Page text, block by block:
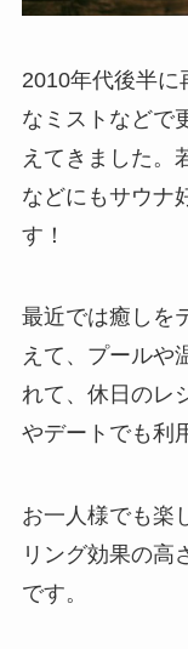
2010年代後半に
なミストなどで
えてきました。
などにもサウナ
す！
最近では癒しを
えて、プールや
れて、 休日のレ
やデートでも利
お一人様でも楽
リング効果の高
です。